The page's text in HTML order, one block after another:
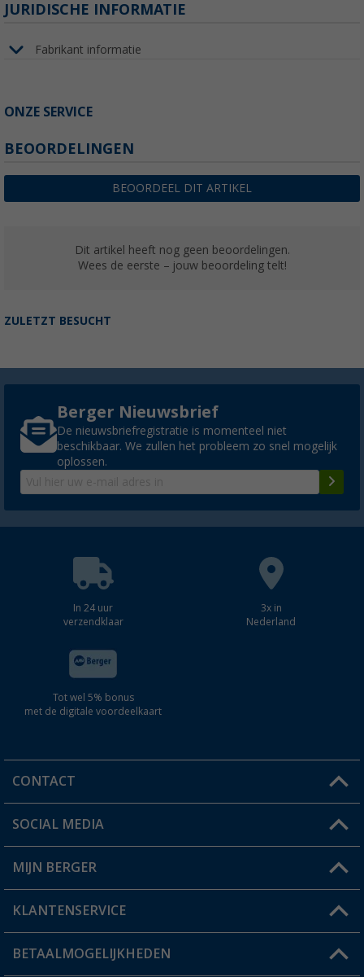
JURIDISCHE INFORMATIE
Fabrikant informatie
ONZE SERVICE
BEOORDELINGEN
BEOORDEEL DIT ARTIKEL
Dit artikel heeft nog geen beoordelingen.
Wees de eerste – jouw beoordeling telt!
ZULETZT BESUCHT
Berger Nieuwsbrief
De nieuwsbriefregistratie is momenteel niet
beschikbaar. We zullen het probleem zo snel mogelijk
oplossen.
In 24 uur
verzendklaar
3x in
Nederland
Tot wel 5% bonus
met de digitale voordeelkaart
CONTACT
Een vraag?
Winkel vinden
SOCIAL MEDIA
MIJN BERGER
Mijn account
Status bestelling
KLANTENSERVICE
FAQ & Contact
BETAALMOGELIJKHEDEN